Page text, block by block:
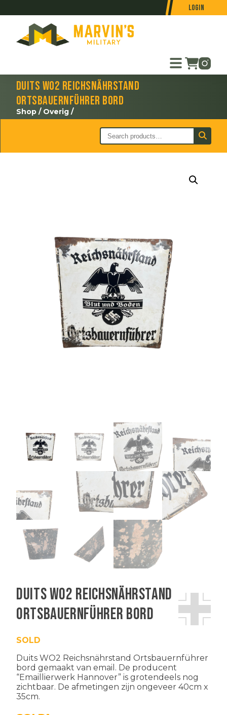
Login
Duits WO2 Reichsnährstand
Ortsbauernführer bord
Shop / Overig /
Duits WO2 Reichsnährstand
Ortsbauernführer bord
SOLD
Duits WO2 Reichsnährstand Ortsbauernführer
bord gemaakt van email. De producent
“Emaillierwerk Hannover” is grotendeels nog
zichtbaar. De afmetingen zijn ongeveer 40cm x
35cm.